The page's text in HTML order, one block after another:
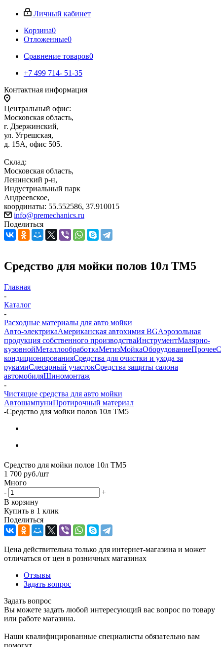
Личный кабинет
Корзина0
Отложенные0
Сравнение товаров0
+7 499 714- 51-35
Контактная информация
Центральный офис:
Московская область,
г. Дзержинский,
ул. Угрешская,
д. 15А, офис 505.
Склад:
Московская область,
Ленинский р-н,
Индустриальный парк
Андреевское,
координаты: 55.552586, 37.910015
info@premechanics.ru
Поделиться
Средство для мойки полов 10л ТМ5
Главная
-
Каталог
-
Расходные материалы для авто мойки
Авто-электрикаАмериканская автохимия BGАэрозольная
продукция собственного производстваИнструментМалярно-
кузовнойМеталлообработкаМетизМойкаОборудованиеПрочее
кондиционированияСредства для очистки и ухода за
рукамиСлесарный участокСредства защиты салона
автомобиляШиномонтаж
-
Чистящие средства для авто мойки
АвтошампуниПротирочный материал
-Средство для мойки полов 10л ТМ5
Средство для мойки полов 10л ТМ5
1 700 руб./шт
Много
-
+
В корзину
Купить в 1 клик
Поделиться
Цена действительна только для интернет-магазина и может
отличаться от цен в розничных магазинах
Отзывы
Задать вопрос
Задать вопрос
Вы можете задать любой интересующий вас вопрос по товару
или работе магазина.
Наши квалифицированные специалисты обязательно вам
помогут.